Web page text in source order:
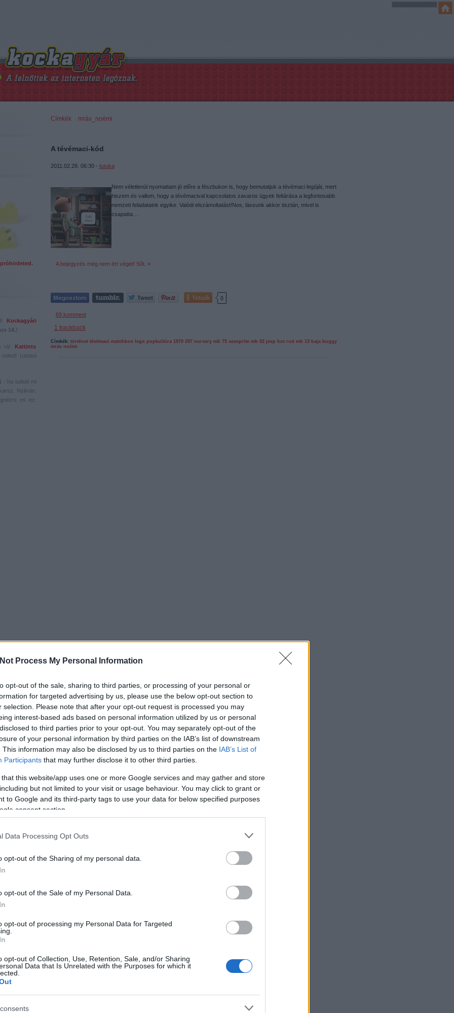
Process My Personal Information
opt-out of the sale, sharing to third parties, or processing of your personal or
for targeted advertising by us, please use the below opt-out section to
selection. Please note that after your opt-out request is processed you may
interest-based ads based on personal information utilized by us or personal
to third parties prior to your opt-out. You may separately opt-out of the
of your personal information by third parties on the IAB’s list of downstream
This information may also be disclosed by us to third parties on the IAB’s List of
Participants that may further disclose it to other third parties.
that this website/app uses one or more Google services and may gather and store
but not limited to your visit or usage behaviour. You may click to grant or
to Google and its third-party tags to use your data for below specified purposes
consent section.
Data Processing Opt Outs
opt-out of the Sharing of my personal data.
opt-out of the Sale of my Personal Data.
opt-out of processing my Personal Data for Targeted
opt-out of Collection, Use, Retention, Sale, and/or Sharing
Data that Is Unrelated with the Purposes for which it
Kockagyári
14.)
rá!
Kattints
(utolsó
- ha tudod mi
Nyilván.
mi ez.
nem tudod
kattints!
árak
Címkék» mráv_noémi
A tévémaci-kód
2011.02.28. 06:30 - tutuka
Nem véletlenül nyomattam jó előre a fészbukon is, hogy bemutatjuk a tévémaci legóját, mert
hiszem és vallom, hogy a tévémacival kapcsolatos zavaros ügyek feltárása a legfontosabb
nemzeti feladataink egyike. Valódi elszámoltatást!Nos, lássunk akkor tisztán, mivel is
csapatta…
A bejegyzés még nem ért véget! Sőt. »
Tetszik 0
69komment
1 trackback
Címkék: történet tévémaci matchbox lego popkultúra 1970 297 nursery mb 75 seasprite mb 02 jeep hot rod mb 13 baja buggy
mráv noémi